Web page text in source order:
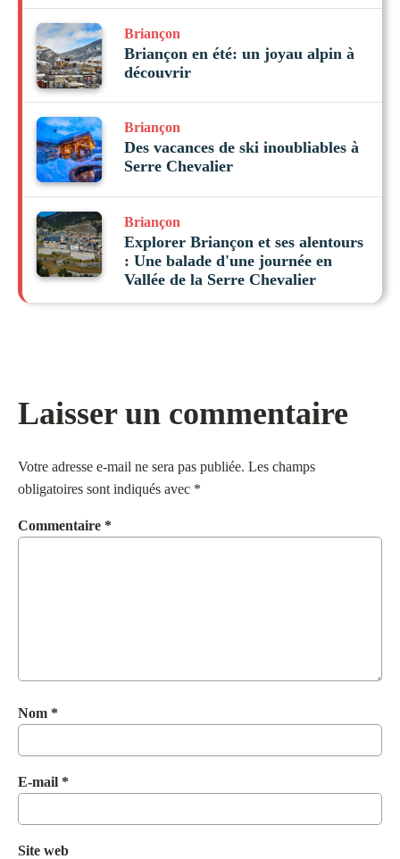
Briançon
Briançon en été: un joyau alpin à
découvrir
Briançon
Des vacances de ski inoubliables à
Serre Chevalier
Briançon
Explorer Briançon et ses alentours
: Une balade d'une journée en
Vallée de la Serre Chevalier
Laisser un commentaire
Votre adresse e-mail ne sera pas publiée. Les champs
obligatoires sont indiqués avec *
Commentaire *
Nom *
E-mail *
Site web